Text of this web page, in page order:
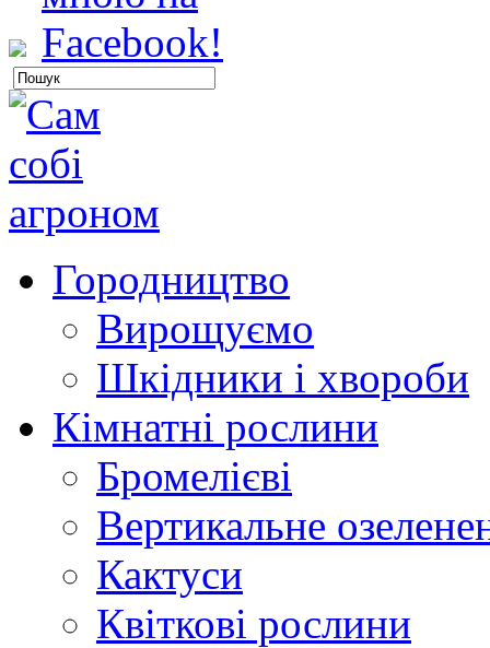
Городництво
Вирощуємо
Шкідники і хвороби
Кімнатні рослини
Бромелієві
Вертикальне
Кактуси
Квіткові рослини